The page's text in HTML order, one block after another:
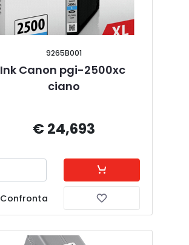
9265B001
Ink Canon pgi-2500xc
ciano
€ 24,693
Confronta